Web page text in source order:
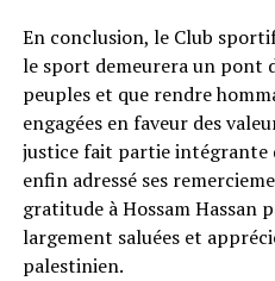
En conclusion, le Club
le sport demeurera un pont
peuples et que rendre
engagées en faveur des
justice fait partie intégrante
enfin adressé ses
gratitude à Hossam Hassan
largement saluées et
palestinien.